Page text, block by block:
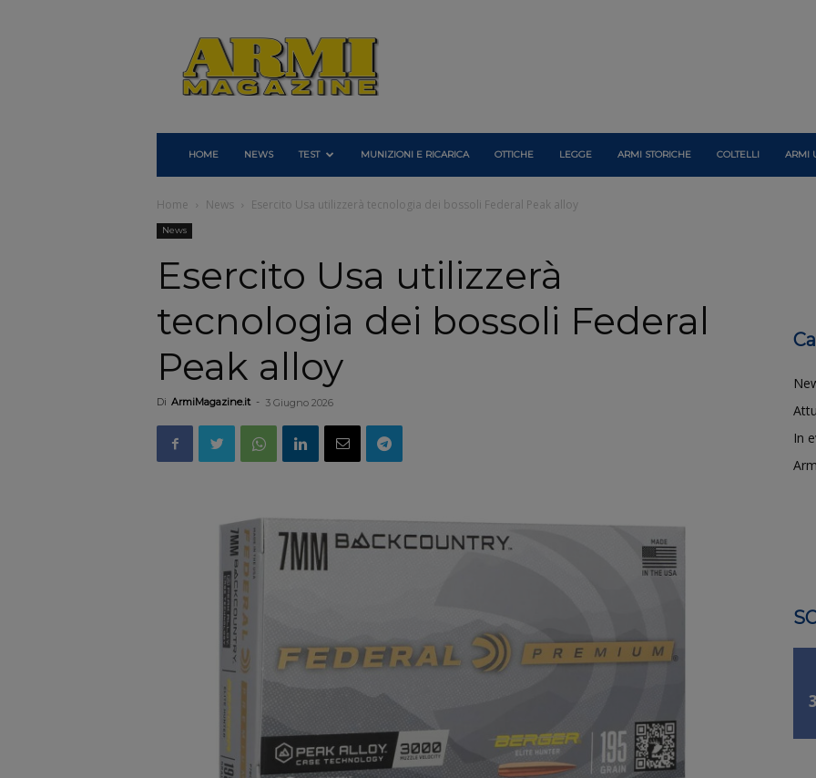
Armi
Magazine
HOME NEWS TEST MUNIZIONI E RICARICA OTTICHE LEGGE ARMI STORICHE COLTELLI ARMI
Home News Esercito Usa utilizzerà tecnologia dei bossoli Federal Peak alloy
News
Esercito Usa utilizzerà
tecnologia dei bossoli Federal
Peak alloy
Di ArmiMagazine.it - 3 Giugno 2026
In